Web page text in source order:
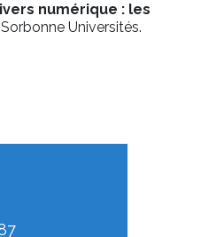
numérique : les
Universités.